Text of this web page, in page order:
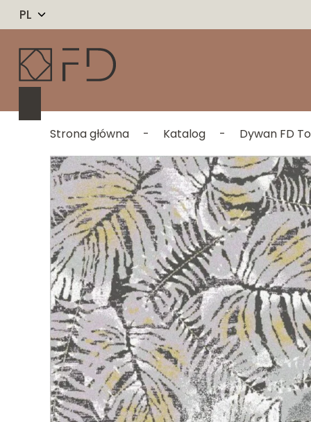
PL
Strona główna - Katalog - Dywan FD